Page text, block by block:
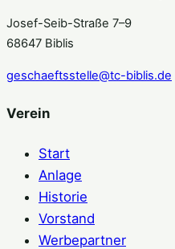
Josef-Seib-Straße 7–9
68647 Biblis
geschaeftsstelle@tc-biblis.de
Verein
Start
Anlage
Historie
Vorstand
Werbepartner